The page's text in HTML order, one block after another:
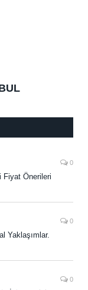
0
Fiyat Önerileri
0
Yaklaşımlar.
0